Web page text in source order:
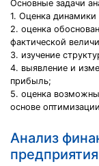
Основные задачи
1. Оценка динамики
2. оценка
фактической
3. изучение
4. выявление и
прибыль;
5. оценка
основе
Анализ
предприятия